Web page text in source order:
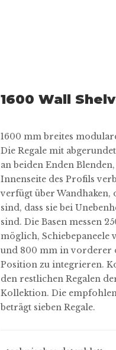
1600 Wall
1600 mm breites
Die Regale mit
an beiden Enden
Innenseite des Profils
verfügt über Wandhaken,
sind, dass sie bei
sind. Die Basen messen
möglich, Schiebepaneele
und 800 mm in vorderer
Position zu integrieren.
den restlichen Regalen
Kollektion. Die
beträgt sieben Regale.